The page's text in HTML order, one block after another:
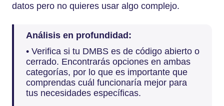
datos pero no quieres usar algo complejo.
Análisis en profundidad:
• Verifica si tu DMBS es de código abierto o
cerrado. Encontrarás opciones en ambas
categorías, por lo que es importante que
comprendas cuál funcionaría mejor para
tus necesidades específicas.